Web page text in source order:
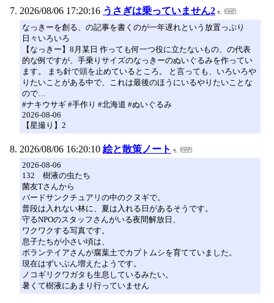
2026/08/06 17:20:16 うさぎは乗っていません2
なっきーを創る、の記事を書くのが一年遅れという放置っぷり
日々いろいろ
【なっきー】8月某日 作っても何一つ役に立たないもの、の代表
的な例ですが、手乗りサイズのなっきーのぬいぐるみを作ってい
ます。 まち針で頭を止めているところ。 と言っても、いろいろや
りたいことがある中で、これは最後のほうにいるやりたいことな
ので…
#ナキウサギ #手作り #北海道 #ぬいぐるみ
2026-08-06
【星撮り】2
2026/08/06 16:20:10 絵と散策ノート
2026-08-06
132 樹液の虫たち
菌友Tさんから
バードサンクチュアリの中のクヌギで。
普段は入れない林に、夏は入れる日があるそうです。
守るNPOのスタッフさんがいる夜間解放日、
ワクワクする写真です。
息子たちが小さい頃は、
ボランテイアさんが腐葉土でカブトムシを育てていました。
現在はずいぶん増えたようです。
ノコギリクワガタも生息しているみたい。
暑くて樹液にあまり行っていません